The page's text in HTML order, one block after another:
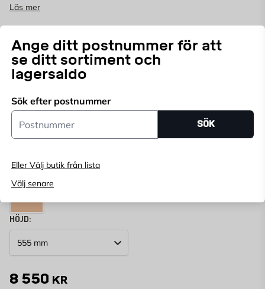
Ange ditt postnummer för att
se ditt sortiment och
lagersaldo
Sök efter postnummer
Postnummer
SÖK
Eller Välj butik från lista
Välj senare
välver lätt utåt och formerna harmonierar därmed
Läs mer
Endast online
Angepostnummerför att se lagerstatus
Azurblå Beige BetonggråBrun Mahogny
DammgråLila Violett
HÖJD:
8 550 KR